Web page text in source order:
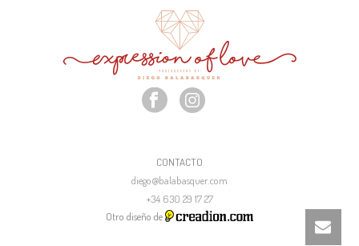
CONTACTO
diego@balabasquer.com
+34 630 29 17 27
Otro diseño de